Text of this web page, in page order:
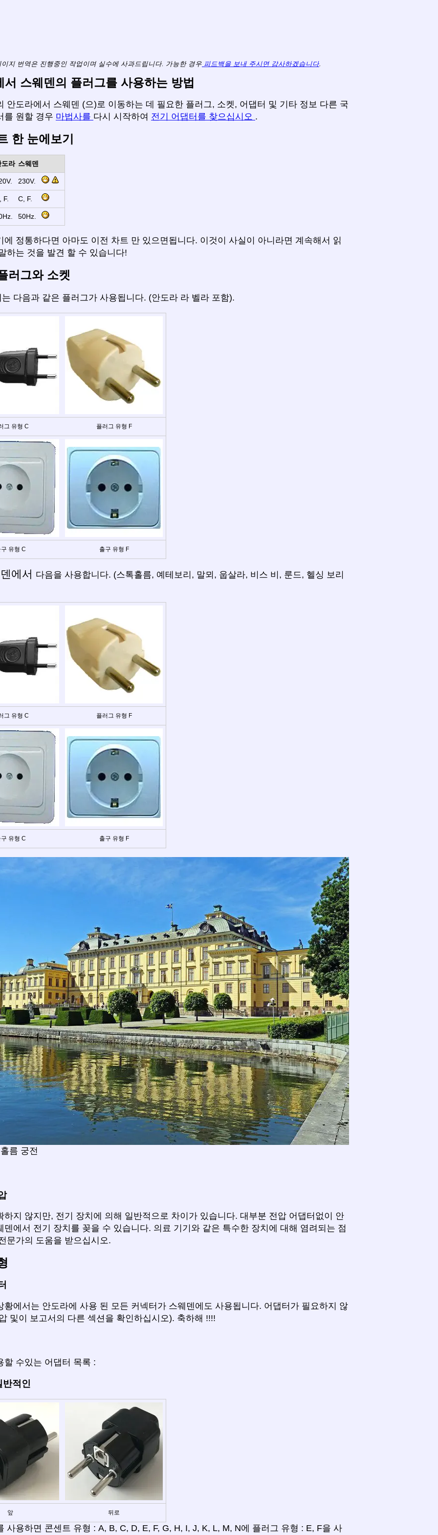
이지 번역은 진행중인 작업이며 실수에 사과드립니다. 가능한 경우 피드백을 보내 주시면 감사하겠습니다.
서 스웨덴의 플러그를 사용하는 방법
안도라에서 스웨덴 (으)로 이동하는 데 필요한 플러그, 소켓, 어댑터 및 기타 정보 다른 국
를 원할 경우 마법사를 다시 시작하여 전기 어댑터를 찾으십시오 .
한 눈에보기
도라 스웨덴
230V.
F. C, F.
50Hz.
에 정통하다면 아마도 이전 차트 만 있으면됩니다. 이것이 사실이 아니라면 계속해서 읽
하는 것을 발견 할 수 있습니다!
러그와 소켓
는 다음과 같은 플러그가 사용됩니다. (안도라 라 벨라 포함).
그 유형 C 플러그 유형 F
유형 C 출구 유형 F
에서 다음을 사용합니다. (스톡홀름, 예테보리, 말뫼, 웁살라, 비스 비, 룬드, 헬싱 보리
그 유형 C 플러그 유형 F
유형 C 출구 유형 F
름 궁전
하지 않지만, 전기 장치에 의해 일반적으로 차이가 있습니다. 대부분 전압 어댑터없이 안
덴에서 전기 장치를 꽂을 수 있습니다. 의료 기기와 같은 특수한 장치에 대해 염려되는 점
문가의 도움을 받으십시오.
황에서는 안도라에 사용 된 모든 커넥터가 스웨덴에도 사용됩니다. 어댑터가 필요하지 않
및이 보고서의 다른 섹션을 확인하십시오). 축하해 !!!!
할 수있는 어댑터 목록 :
반적인
앞 뒤로
사용하면 콘센트 유형 : A, B, C, D, E, F, G, H, I, J, K, L, M, N에 플러그 유형 : E, F을 사